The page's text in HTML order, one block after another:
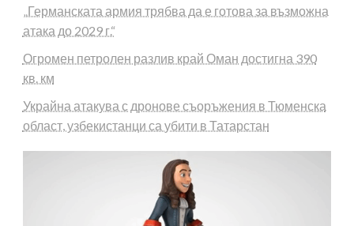
„Германската армия трябва да е готова за възможна
атака до 2029 г.“
Огромен петролен разлив край Оман достигна 390
кв. км
Украйна атакува с дронове съоръжения в Тюменска
област, узбекистанци са убити в Татарстан